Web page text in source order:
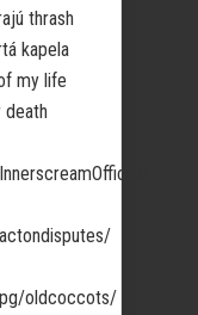
thrash
kapela
my life
death
oldcoccots/